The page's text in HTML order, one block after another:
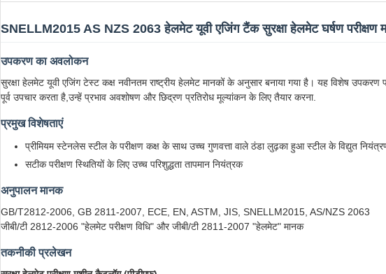
SNELLM2015 AS NZS 2063 हेलमेट यूवी एजिंग टैंक सुरक्षा हेलमेट घर्षण परीक्षण
उपकरण का अवलोकन
सुरक्षा हेलमेट यूवी एजिंग टेस्ट कक्ष नवीनतम राष्ट्रीय हेलमेट मानकों के अनुसार बनाया गया है। यह विशेष उपकरण
पूर्व उपचार करता है,उन्हें प्रभाव अवशोषण और छिद्रण प्रतिरोध मूल्यांकन के लिए तैयार करना.
प्रमुख विशेषताएं
प्रीमियम स्टेनलेस स्टील के परीक्षण कक्ष के साथ उच्च गुणवत्ता वाले ठंडा लुढ़का हुआ स्टील के विद्युत
सटीक परीक्षण स्थितियों के लिए उच्च परिशुद्धता तापमान नियंत्रक
अनुपालन मानक
GB/T2812-2006, GB 2811-2007, ECE, EN, ASTM, JIS, SNELLM2015, AS/NZS 2063
जीबी/टी 2812-2006 "हेलमेट परीक्षण विधि" और जीबी/टी 2811-2007 "हेलमेट" मानक
तकनीकी प्रलेखन